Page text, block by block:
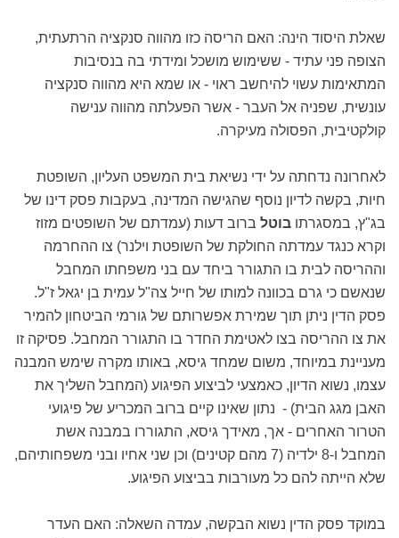
שאלת היסוד הינה: האם הריסה כזו מהווה סנקציה הרתעתית,
הצופה פני עתיד - ששימוש מושכל ומידתי בה בנסיבות
המתאימות עשוי להיחשב ראוי - או שמא היא מהווה סנקציה
עונשית, שפניה אל העבר - אשר הפעלתה מהווה ענישה
קולקטיבית, הפסולה מעיקרה.
לאחרונה נדחתה על ידי נשיאת בית המשפט העליון, השופטת
חיות, בקשה לדיון נוסף שהגישה המדינה, בעקבות פסק דינו של
בג"ץ, במסגרתו בוטל ברוב דעות (עמדתם של השופטים מזוז
וקרא כנגד עמדתה החולקת של השופטת וילנר) צו ההחרמה
וההריסה לבית בו התגורר ביחד עם בני משפחתו המחבל
שנאשם כי גרם בכוונה למותו של חייל צה"ל עמית בן יגאל ז"ל.
פסק הדין ניתן תוך שמירת אפשרותם של גורמי הביטחון להמיר
את צו ההריסה בצו לאטימת החדר בו התגורר המחבל. פסיקה זו
מעניינת במיוחד, משום שמחד גיסא, באותו מקרה שימש המבנה
עצמו, נשוא הדיון, כאמצעי לביצוע הפיגוע (המחבל השליך את
האבן מגג הבית) - נתון שאינו קיים ברוב המכריע של פיגועי
הטרור האחרים - אך, מאידך גיסא, התגוררו במבנה אשת
המחבל ו-8 ילדיה (7 מהם קטינים) וכן שני אחיו ובני משפחותיהם,
שלא הייתה להם כל מעורבות בביצוע הפיגוע.
במוקד פסק הדין נשוא הבקשה, עמדה השאלה: האם העדר